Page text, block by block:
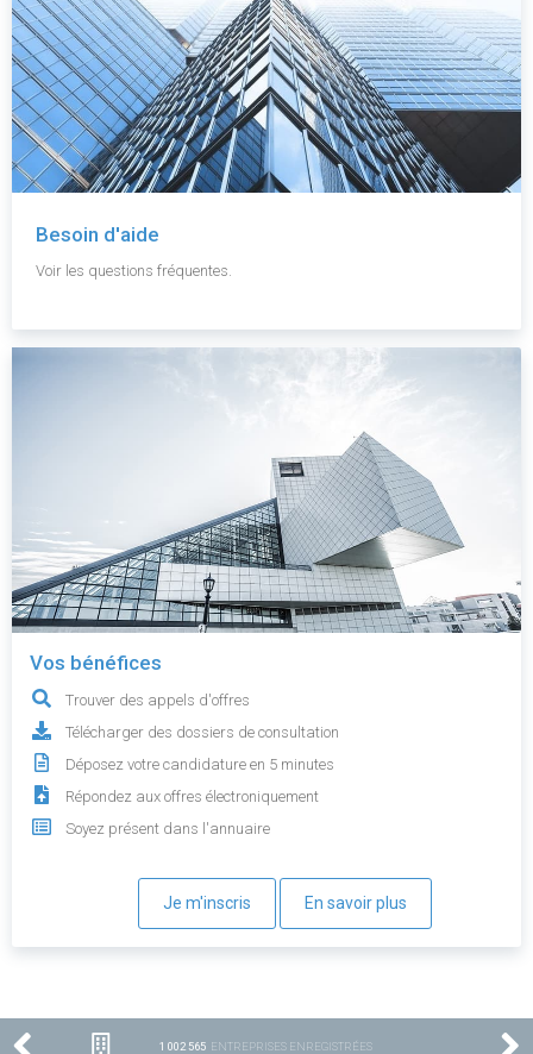
Besoin d'aide
Voir les questions fréquentes.
Vos bénéfices
Trouver des appels d'offres
Télécharger des dossiers de consultation
Déposez votre candidature en 5 minutes
Répondez aux offres électroniquement
Soyez présent dans l'annuaire
Je m'inscris En savoir plus
1 002 565 ENTREPRISES ENREGISTRÉES